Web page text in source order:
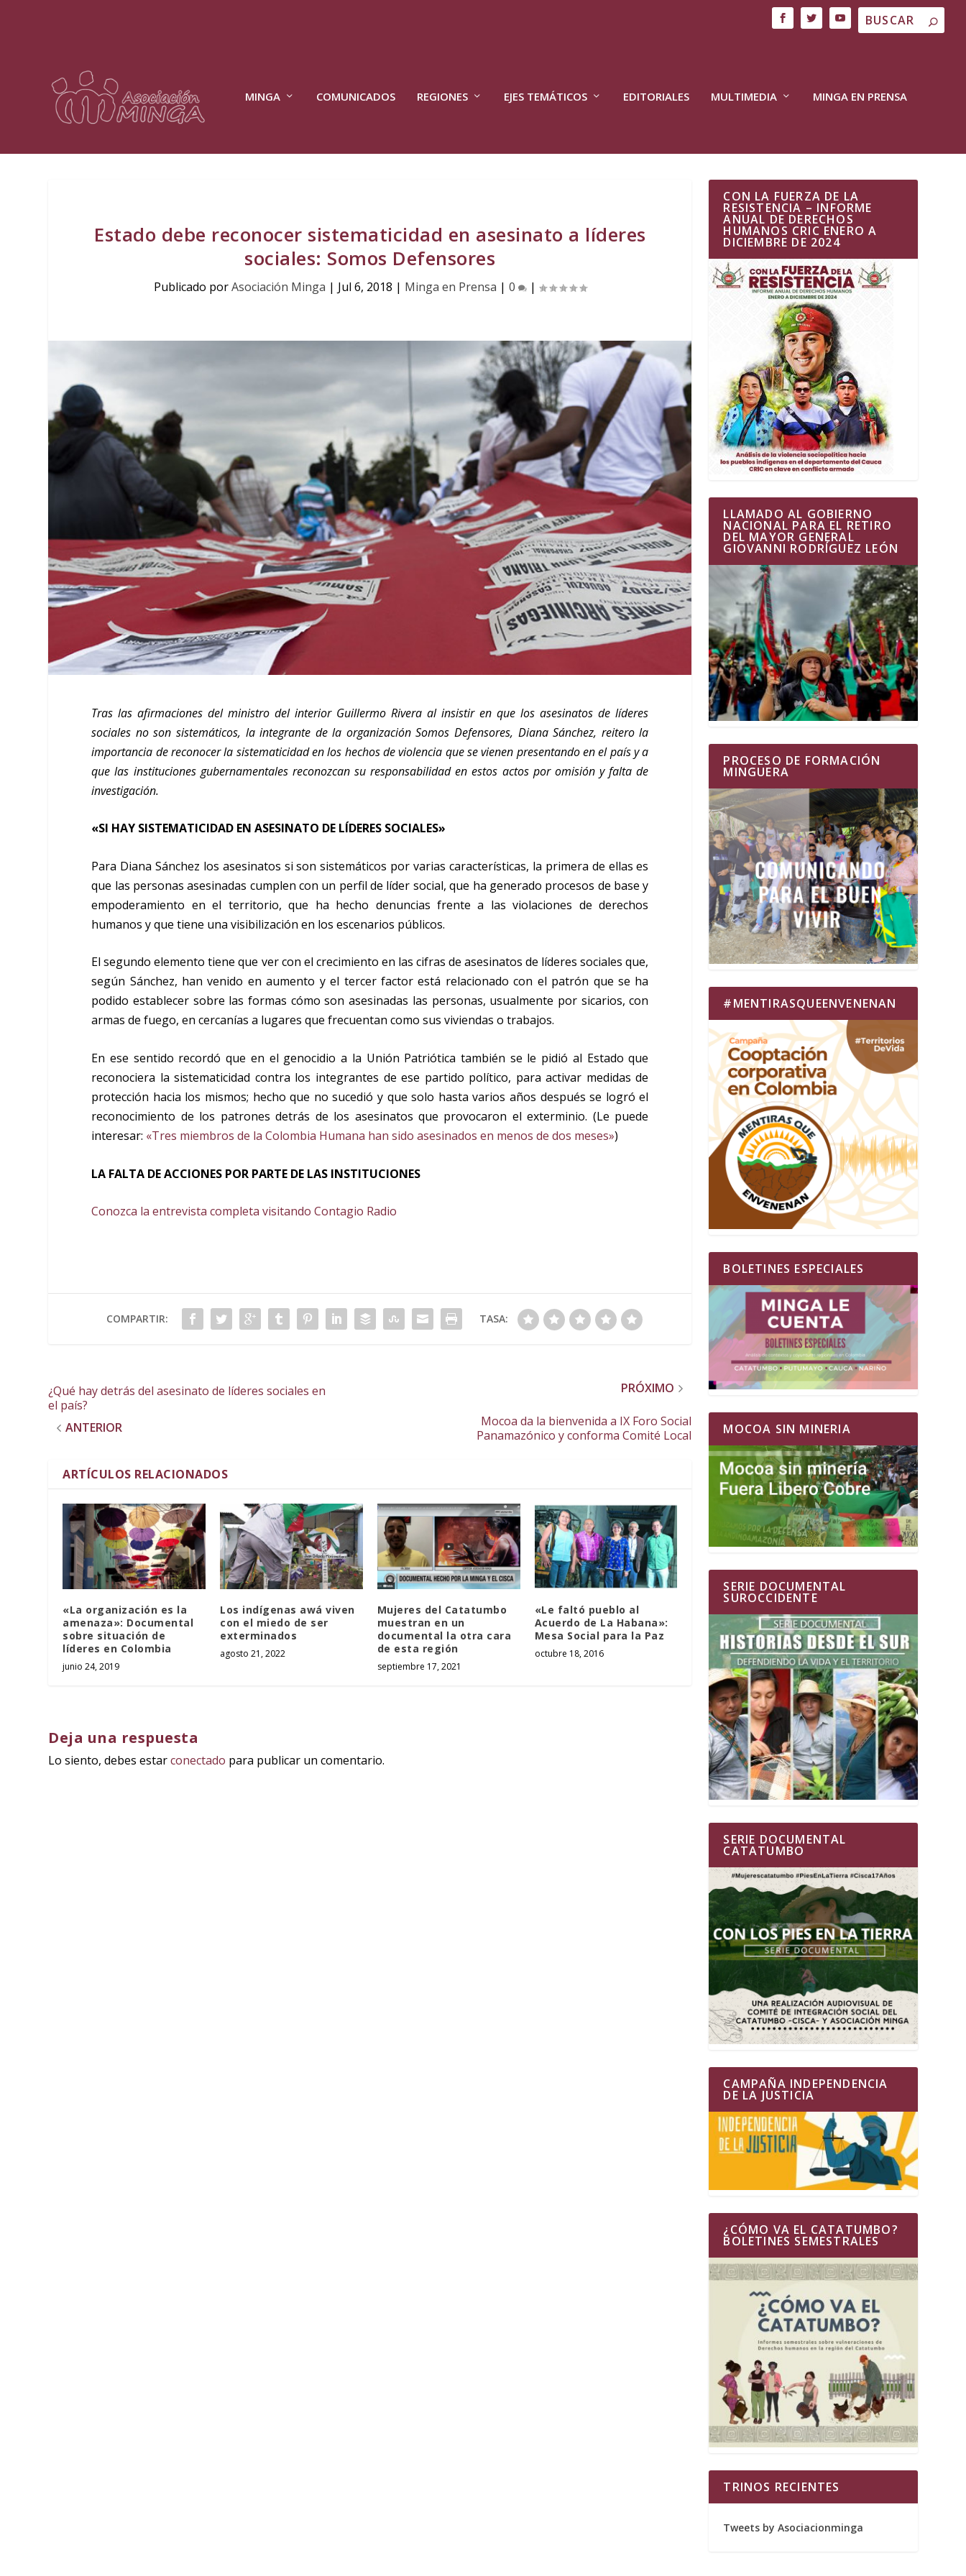
MINGA COMUNICADOS REGIONES EJES TEMÁTICOS EDITORIALES MULTIMEDIA MINGA EN PRENSA
Estado debe reconocer sistematicidad en asesinato a líderes
sociales: Somos Defensores
Publicado porAsociación Minga | Jul 6, 2018 | Minga en Prensa | 0 |
Tras las afirmaciones del ministro del interior Guillermo Rivera al insistir en que los asesinatos de líderes
sociales no son sistemáticos, la integrante de la organización Somos Defensores, Diana Sánchez, reitero la
importancia de reconocer la sistematicidad en los hechos de violencia que se vienen presentando en el país y a
que las instituciones gubernamentales reconozcan su responsabilidad en estos actos por omisión y falta de
investigación.
«SI HAY SISTEMATICIDAD EN ASESINATO DE LÍDERES SOCIALES»
Para Diana Sánchez los asesinatos si son sistemáticos por varias características, la primera de ellas es
que las personas asesinadas cumplen con un perfil de líder social, que ha generado procesos de base y
empoderamiento en el territorio, que ha hecho denuncias frente a las violaciones de derechos
humanos y que tiene una visibilización en los escenarios públicos.
El segundo elemento tiene que ver con el crecimiento en las cifras de asesinatos de líderes sociales que,
según Sánchez, han venido en aumento y el tercer factor está relacionado con el patrón que se ha
podido establecer sobre las formas cómo son asesinadas las personas, usualmente por sicarios, con
armas de fuego, en cercanías a lugares que frecuentan como sus viviendas o trabajos.
En ese sentido recordó que en el genocidio a la Unión Patriótica también se le pidió al Estado que
reconociera la sistematicidad contra los integrantes de ese partido político, para activar medidas de
protección hacia los mismos; hecho que no sucedió y que solo hasta varios años después se logró el
reconocimiento de los patrones detrás de los asesinatos que provocaron el exterminio. (Le puede
interesar: «Tres miembros de la Colombia Humana han sido asesinados en menos de dos meses»)
LA FALTA DE ACCIONES POR PARTE DE LAS INSTITUCIONES
Conozca la entrevista completa visitando Contagio Radio
COMPARTIR: TASA:
¿Qué hay detrás del asesinato de líderes sociales en
el país?
ANTERIOR
PRÓXIMO
Mocoa da la bienvenida a IX Foro Social
Panamazónico y conforma Comité Local
ARTÍCULOS RELACIONADOS
«La organización es la
amenaza»: Documental
sobre situación de
líderes en Colombia
junio 24, 2019
Los indígenas awá viven
con el miedo de ser
exterminados
agosto 21, 2022
Mujeres del Catatumbo
muestran en un
documental la otra cara
de esta región
septiembre 17, 2021
«Le faltó pueblo al
Acuerdo de La Habana»:
Mesa Social para la Paz
octubre 18, 2016
Deja una respuesta
Lo siento, debes estarconectado para publicar un comentario.
CON LA FUERZA DE LA
RESISTENCIA – INFORME
ANUAL DE DERECHOS
HUMANOS CRIC ENERO A
DICIEMBRE DE 2024
LLAMADO AL GOBIERNO
NACIONAL PARA EL RETIRO
DEL MAYOR GENERAL
GIOVANNI RODRÍGUEZ LEÓN
PROCESO DE FORMACIÓN
MINGUERA
#MENTIRASQUEENVENENAN
BOLETINES ESPECIALES
MOCOA SIN MINERIA
SERIE DOCUMENTAL
SUROCCIDENTE
SERIE DOCUMENTAL
CATATUMBO
CAMPAÑA INDEPENDENCIA
DE LA JUSTICIA
¿CÓMO VA EL CATATUMBO?
BOLETINES SEMESTRALES
TRINOS RECIENTES
Tweets by Asociacionminga